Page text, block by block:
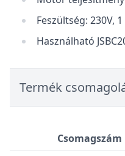
Feszültség: 230V,
Használható
Termék
Csomagszám